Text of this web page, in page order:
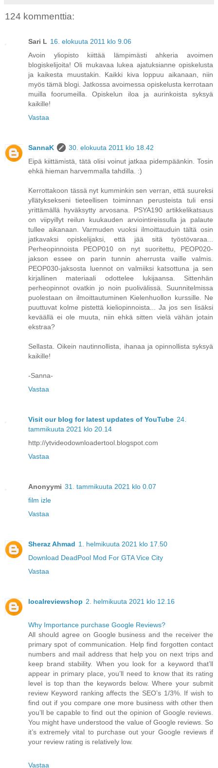
124 kommenttia:
Sari L 16. elokuuta 2011 klo 9.06
Avoin yliopisto kiittää lämpimästi ahkeria avoimen
blogiskelijoita! Oli mukavaa lukea ajatuksianne opiskelusta
ja kaikesta muustakin. Kaikki kiva loppuu aikanaan, niin
myös tämä blogi. Jatkossa avoimessa opiskelusta kerrotaan
muilla foorumeilla. Opiskelun iloa ja aurinkoista syksyä
kaikille!
Vastaa
SannaK
30. elokuuta 2011 klo 18.42
Eipä kiittämistä, tätä olisi voinut jatkaa pidempäänkin. Tosin
ehkä hieman harvemmalla tahdilla. :)
Kerrottakoon tässä nyt kumminkin sen verran, että suureksi
yllätyksekseni tieteellisen toiminnan perusteista tuli ensi
yrittämällä hyväksytty arvosana. PSYA190 artikkelikatsaus
on viipyillyt reilun kuukauden arviointireissulla ja palaute
tullee aikanaan. Varmuden vuoksi ilmoittauduin tältä osin
jatkavaksi opiskelijaksi, että jää sitä työstövaraa...
Perheopinnoista PEOP010 on nyt suoritettu, PEOP020-
jakson essee on parin tunnin aherrusta vaille valmis.
PEOP030-jaksosta luennot on valmiiksi katsottuna ja sen
kirjallinen materiaali odottelee lukijaansa. Sittenhän
perheopinnot ovatkin jo noin puolivälissä. Suunnitelmissa
puolestaan on ilmoittautuminen Kielenhuollon kurssille. Ne
puuttuvat kolme pistettä kieliopinnoista... Ja jos sen lisäksi
keväällä ei ole muuta, niin ehkä sitten vielä vähän jotain
ekstraa?
Sellasta. Oikein nautinnollista, ihanaa ja opinnollista syksyä
kaikille!
-Sanna-
Vastaa
Visit our blog for latest updates of YouTube 24.
tammikuuta 2021 klo 20.14
http://ytvideodownloadertool.blogspot.com
Vastaa
Anonyymi 31. tammikuuta 2021 klo 0.07
film izle
Vastaa
Sheraz Ahmad 1. helmikuuta 2021 klo 17.50
Download DeadPool Mod For GTA Vice City
Vastaa
localreviewshop 2. helmikuuta 2021 klo 12.16
Why Importance purchase Google Reviews?
All should agree on Google business and the receiver the
primary spot of communication. Help find forgotten contact
numbers and mail address that help you on next trips and
keep brand stability. When you look for a keyword that’ll
appear in primary place, you’ll need to know that its rating
level is top than the keywords below. Where your submit
review Keyword ranking affects the SEO’s 1/3%. If wish to
find out if you compare one more business with other then
you’ll be capable to find out the opinion of Google reviews.
You might have understood the value of Google reviews. So
it’s extremely vital to purchase out your Google reviews if
your review rating is relatively low.
Vastaa